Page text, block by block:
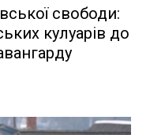
свободи:
кулуарів до